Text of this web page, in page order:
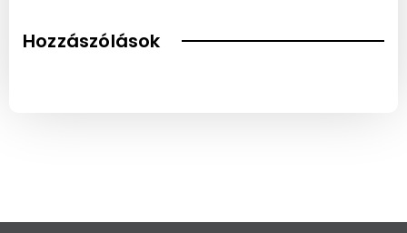
Hozzászólások